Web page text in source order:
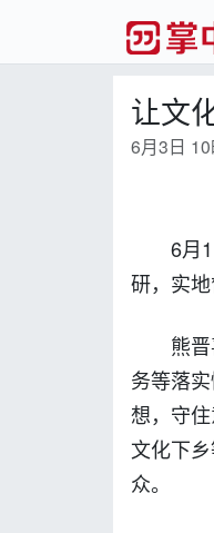
让文
6月3日 10
6月
研，实
熊
务等落
想，守
文化下
众。